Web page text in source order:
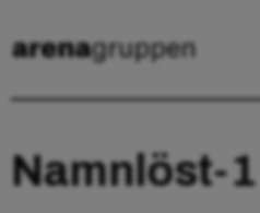
Namnlöst-1